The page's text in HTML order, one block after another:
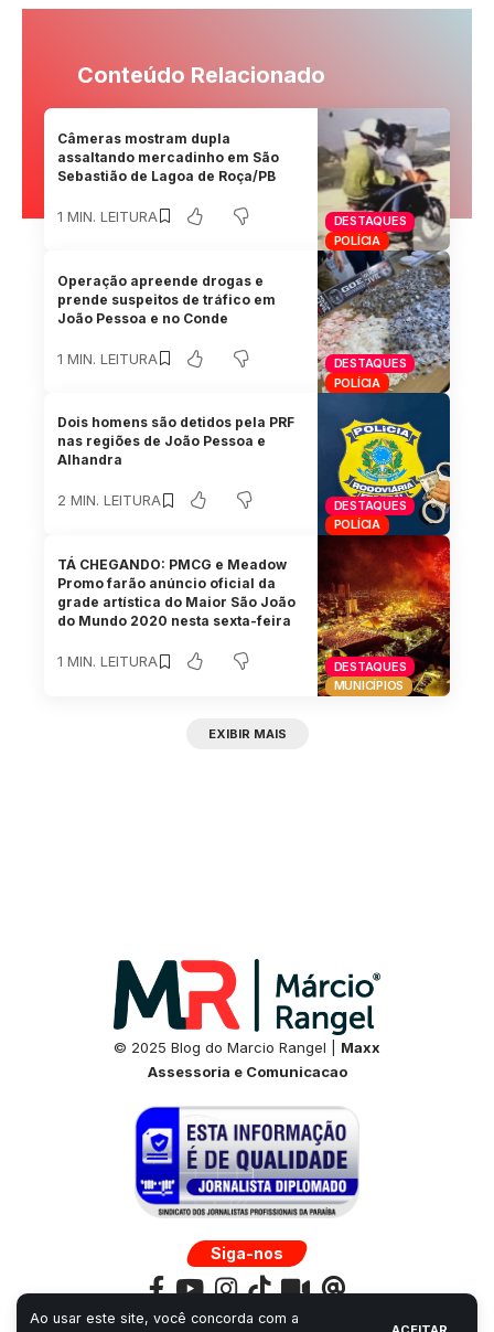
Ao usar este site, você concorda com a
Conteúdo Relacionado
DESTAQUES
POLÍCIA
Câmeras mostram dupla
assaltando mercadinho em São
Sebastião de Lagoa de Roça/PB
1 MIN. LEITURA
DESTAQUES
POLÍCIA
Operação apreende drogas e
prende suspeitos de tráfico em
João Pessoa e no Conde
1 MIN. LEITURA
DESTAQUES
POLÍCIA
Dois homens são detidos pela PRF
nas regiões de João Pessoa e
Alhandra
2 MIN. LEITURA
DESTAQUES
MUNICÍPIOS
TÁ CHEGANDO: PMCG e Meadow
Promo farão anúncio oficial da
grade artística do Maior São João
do Mundo 2020 nesta sexta-feira
1 MIN. LEITURA
EXIBIR MAIS
© 2025 Blog do Marcio Rangel | Maxx
Assessoria e Comunicacao
Siga-nos